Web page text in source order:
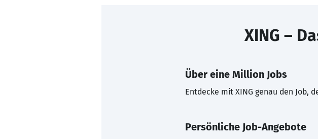
XING –
Über eine Million Jobs
Entdecke mit XING genau den Job,
Persönliche Job-Angebote